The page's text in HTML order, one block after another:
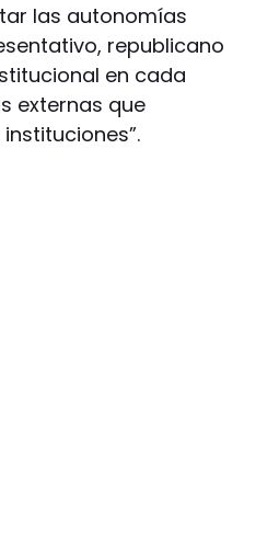
las autonomías
republicano
en cada
externas que